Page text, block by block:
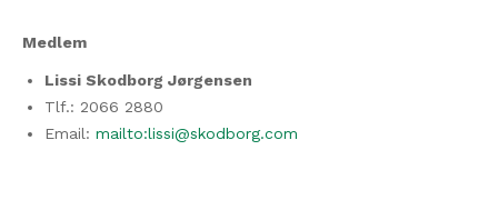
Medlem
Lissi Skodborg Jørgensen
Tlf.: 2066 2880
Email: mailto:lissi@skodborg.com